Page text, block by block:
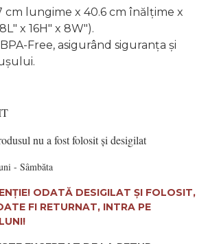
cm lungime x 40.6 cm înălțime x
x 16H" x 8W").
Free, asigurând siguranța și
nu a fost folosit și desigilat
- Sâmbăta
ODATĂ DESIGILAT ȘI FOLOSIT,
FI RETURNAT, INTRA PE